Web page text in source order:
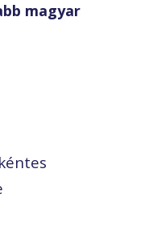
magyar